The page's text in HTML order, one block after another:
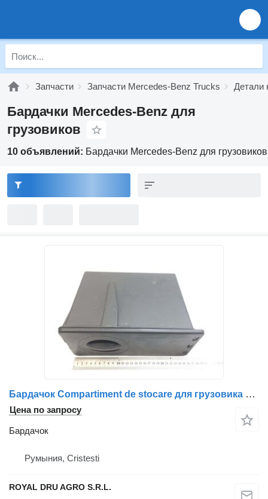
Запчасти Запчасти Mercedes-Benz Trucks Детали
Бардачки Mercedes-Benz для
грузовиков
10 объявлений: Бардачки Mercedes-Benz для грузовиков
Бардачок Compartiment de stocare для грузовика Mercedes-Benz 9608460006 A9608460006, Negru, 24 cm
Цена по запросу
Бардачок
Румыния, Cristesti
ROYAL DRU AGRO S.R.L.